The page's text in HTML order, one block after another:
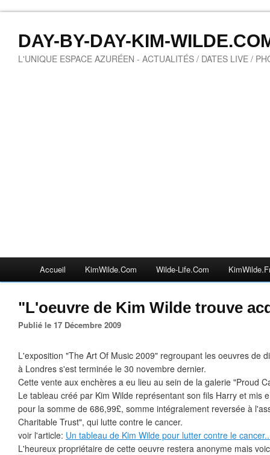
DAY-BY-DAY-KIM-
L'UNIQUE ESPACE AZURÉEN - ACTUALITÉS / DATES LIVE /
Accueil KimWilde.com Wilde-Life.com
"L'oeuvre de Kim Wilde trouve
Publié le 17 Décembre 2009
L'exposition "The Art Of Music 2009" regroupant les oeuvres de
à Londres s'est terminée le 30 novembre dernier.
Cette vente aux enchères a eu lieu au sein de la galerie "Proud
Le tableau créé par Kim Wilde représentant son fils Harry et mis
pour la somme de 686,99£, somme intégralement reversée à
Charitable Trust", qui lutte contre le cancer.
voir l'article: Un tableau de Kim Wilde pour lutter contre le
L'heureux propriétaire de cette oeuvre restera anonyme mais